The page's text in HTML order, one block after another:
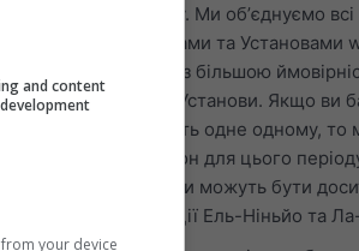
оцінювання тренду. Ми обʼєднуємо
провідними Центрами та
(ENSEMBLE), який із більшою
прогноз від однієї Установи. Якщо ви
моделей суперечать одне одному, то
спрогнозувати сезон для цього
де сезонні прогнози можуть бути
приклади — ситуації Ель-Ніньйо та
and content
your device